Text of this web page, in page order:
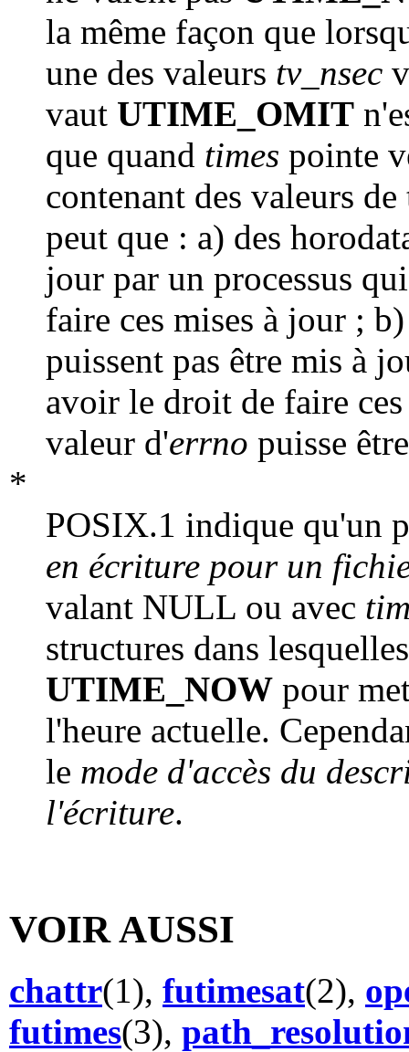
la même façon que
une des valeurs tv_nsec
vaut UTIME_OMIT
que quand times pointe
contenant des valeurs
peut que : a) des
jour par un processus
faire ces mises à jour ;
puissent pas être mis à
avoir le droit de faire
valeur d'errno puisse
*
POSIX.1 indique qu'un
en écriture pour un
valant NULL ou avec
structures dans
UTIME_NOW pour
l'heure actuelle.
le mode d'accès du
l'écriture.
VOIR AUSSI
chattr(1), futimesat(2),
futimes(3),